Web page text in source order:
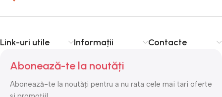
Link-uri utile Informații Contacte
Abonează-te la noutăți
Abonează-te la noutăți pentru a nu rata cele mai tari oferte